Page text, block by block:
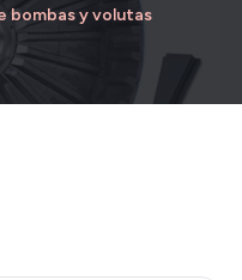
bombas y volutas